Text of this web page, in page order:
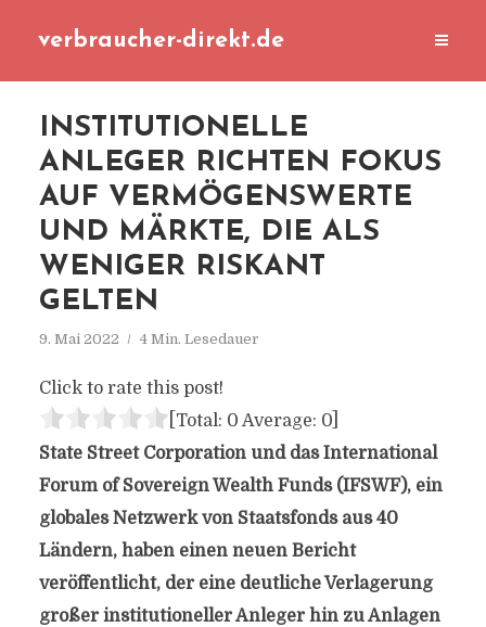
verbraucher-direkt.de
INSTITUTIONELLE
ANLEGER RICHTEN FOKUS
AUF VERMÖGENSWERTE
UND MÄRKTE, DIE ALS
WENIGER RISKANT
GELTEN
9. Mai 2022 4 Min. Lesedauer
Click to rate this post!
[Total: 0 Average: 0]
State Street Corporation und das International
Forum of Sovereign Wealth Funds (IFSWF), ein
globales Netzwerk von Staatsfonds aus 40
Ländern, haben einen neuen Bericht
veröffentlicht, der eine deutliche Verlagerung
großer institutioneller Anleger hin zu Anlagen